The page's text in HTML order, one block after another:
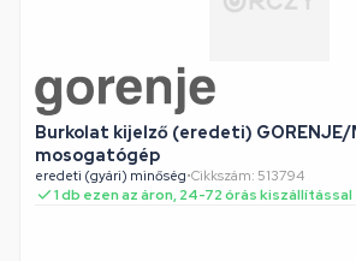
Burkolat kijelző (eredeti) GORENJE/
mosogatógép
eredeti (gyári) minőség•Cikkszám: 513794
1 db ezen az áron, 24-72 órás kiszállítással